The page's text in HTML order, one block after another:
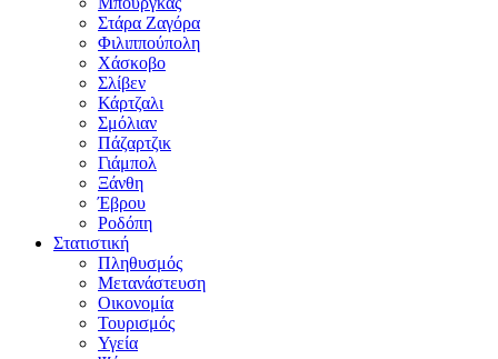
Στάρα Ζαγόρα
Φιλιππούπολη
Χάσκοβο
Σλίβεν
Κάρτζαλι
Σμόλιαν
Πάζαρτζικ
Γιάμπολ
Ξάνθη
Έβρου
Ροδόπη
Στατιστική
Πληθυσμός
Μετανάστευση
Οικονομία
Τουρισμός
Υγεία